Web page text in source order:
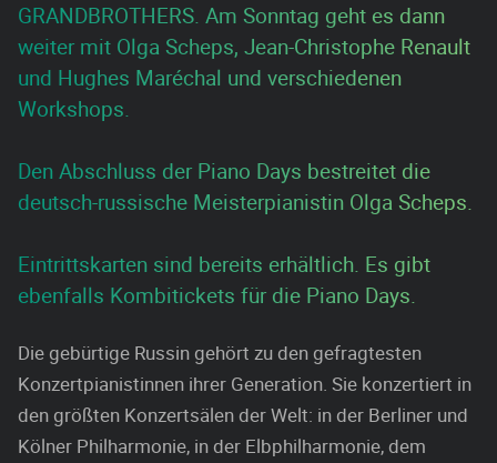
GRANDBROTHERS. Am Sonntag geht es dann
weiter mit Olga Scheps, Jean-Christophe Renault
und Hughes Maréchal und verschiedenen
Workshops.
Den Abschluss der Piano Days bestreitet die
deutsch-russische Meisterpianistin Olga Scheps.
Eintrittskarten sind bereits erhältlich. Es gibt
ebenfalls Kombitickets für die Piano Days.
Die gebürtige Russin gehört zu den gefragtesten
Konzertpianistinnen ihrer Generation. Sie konzertiert in
den größten Konzertsälen der Welt: in der Berliner und
Kölner Philharmonie, in der Elbphilharmonie, dem